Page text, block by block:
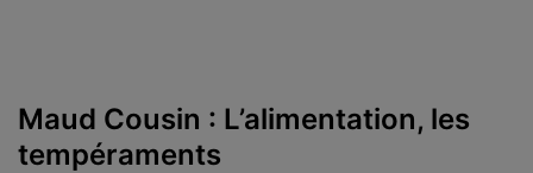
Maud Cousin : L’alimentation, les
tempéraments